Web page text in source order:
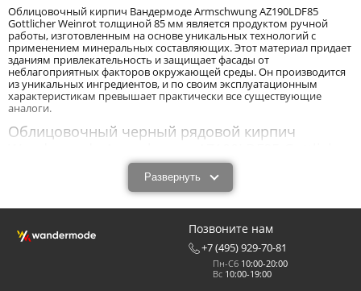
Облицовочный кирпич Вандермоде Armschwung AZ190LDF85
Gottlicher Weinrot толщиной 85 мм является продуктом ручной
работы, изготовленным на основе уникальных технологий с
применением минеральных составляющих. Этот материал придает
зданиям привлекательность и защищает фасады от
неблагоприятных факторов окружающей среды. Он производится
из уникальных ингредиентов, и по своим эксплуатационным
характеристикам превышает практически все существующие
аналоги.
Облицовочный черный рядовой кирпич
Weinrot размером 290x50x85 мм:
характеристики и назначение.
Облицовочный черный рядовой кирпич Wandermode Armschwung
технологической точки зрения продукт, обладающий высокими
эксплуатационными характеристиками. Облицовочный кирпич
Вандермоде Armschwung AZ190LDF85 Gottlicher Weinrot толщиной
85 мм обладает прочностью, износоустойчивостью, низкими
показателями влагопоглощения, морозоустойчивостью,
Развернуть
Позвоните нам
+7 (495) 929-70-81
Пн-Сб 10:00-20:00
Вс 10:00-19:00